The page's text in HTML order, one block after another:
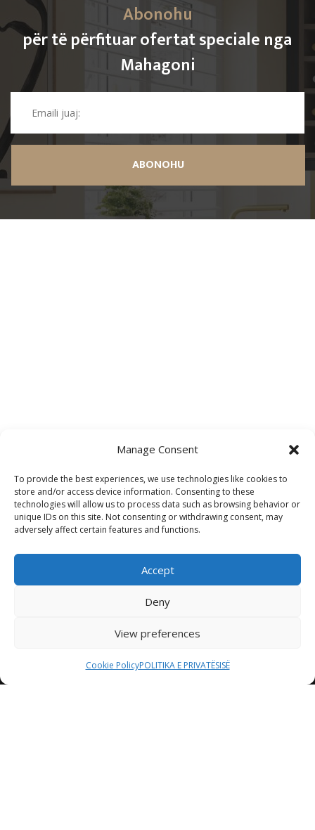
Manage Consent
To provide the best experiences, we use technologies like cookies to
store and/or access device information. Consenting to these
technologies will allow us to process data such as browsing behavior or
unique IDs on this site. Not consenting or withdrawing consent, may
adversely affect certain features and functions.
Accept
Deny
View preferences
Cookie PolicyPOLITIKA E PRIVATËSISË
Abonohu
për të përfituar ofertat speciale nga
Mahagoni
ABONOHU